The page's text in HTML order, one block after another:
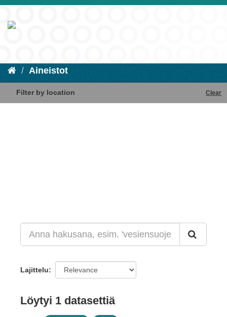
Aineistot
Filter by location Clear
Lajittelu
Löytyi 1 datasettiä